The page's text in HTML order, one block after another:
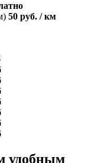
50 руб. / км
удобным